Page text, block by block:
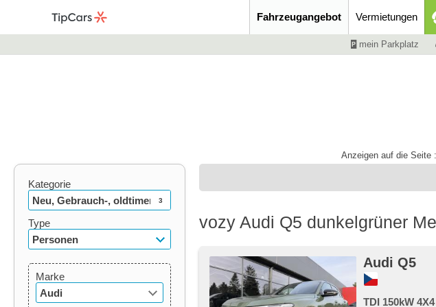
Fahrzeugangebot Vermietungen
mein Parkplatz
Anzeigen auf die Seite :
Kategorie
Neu, Gebrauch-, oldtimer
3
Type
Personen
Marke
Audi
vozy Audi Q5 dunkelgrüner
Audi Q5
TDI 150kW